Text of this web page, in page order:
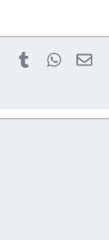
PinterestTumblr